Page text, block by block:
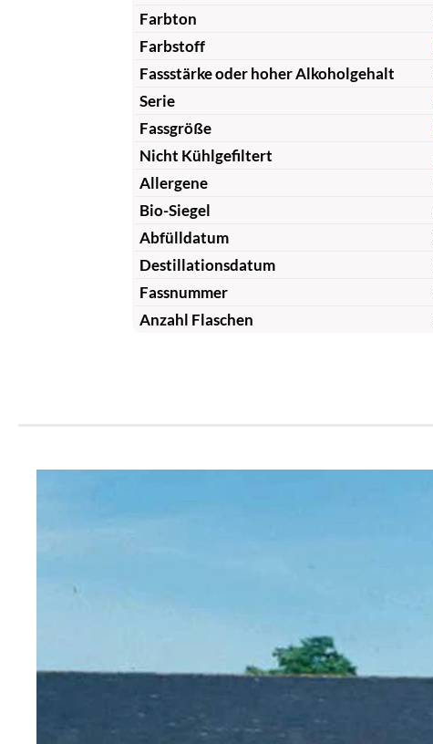
Farbton
Farbstoff
Fassstärke oder hoher Alkoholgehalt
Serie
Fassgröße
Nicht Kühlgefiltert
Allergene
Bio-Siegel
Abfülldatum
Destillationsdatum
Fassnummer
Anzahl Flaschen